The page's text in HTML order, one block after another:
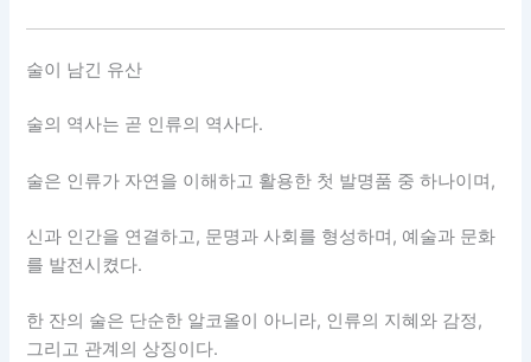
술이 남긴 유산
술의 역사는 곧 인류의 역사다.
술은 인류가 자연을 이해하고 활용한 첫 발명품 중 하나이며,
신과 인간을 연결하고, 문명과 사회를 형성하며, 예술과 문화
를 발전시켰다.
한 잔의 술은 단순한 알코올이 아니라, 인류의 지혜와 감정,
그리고 관계의 상징이다.